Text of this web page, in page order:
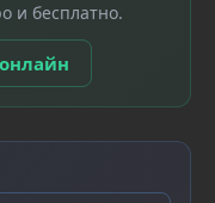
и бесплатно.